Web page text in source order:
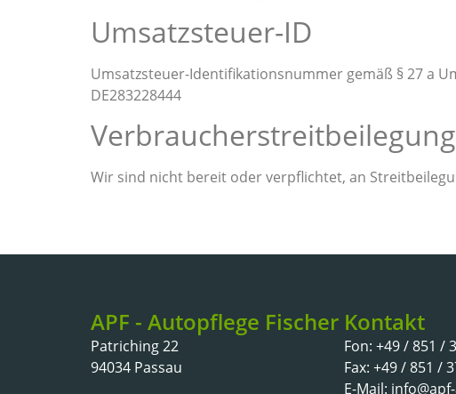
Umsatzsteuer-ID
Umsatzsteuer-Identifikationsnummer gemäß § 27 a
DE283228444
Wir sind nicht bereit oder verpflichtet, an
APF - Autopflege Fischer
Patriching 22
94034 Passau
Kontakt
Fon: +49 / 851 /
Fax: +49 / 851 /
E-Mail: